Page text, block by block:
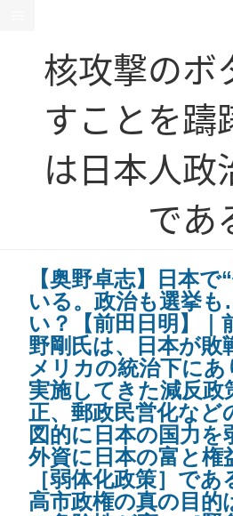
核攻撃のボ
すことを躊
は日本人政
であ
【奥野卓志】日本で
いる。政治も選挙
い？【前田日明】｜
野剛氏は、日本が敗
メリカの統治下に
実施してきた減反政
正、郵政民営化など
図的に日本の国力を
外資に日本の富と権
［弱体化政策］であ
高市政権の真の目的